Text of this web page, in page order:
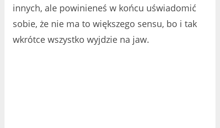
innych, ale powinieneś w końcu uświadomić
sobie, że nie ma to większego sensu, bo i tak
wkrótce wszystko wyjdzie na jaw.